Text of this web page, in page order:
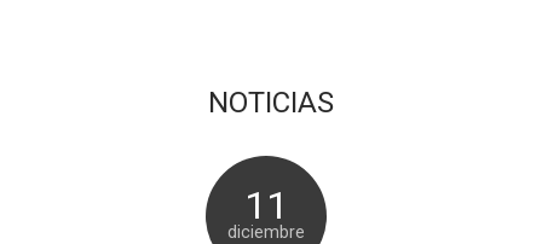
NOTICIAS
11
diciembre